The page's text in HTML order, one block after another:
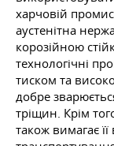
харчовій
аустенітна
корозійною
технологічні
тиском та
добре
тріщин. Крім
також вимагає